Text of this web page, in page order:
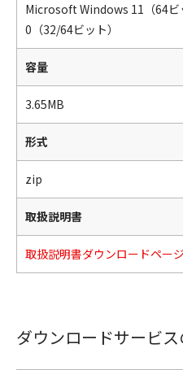
Microsoft Windows 11（64
0（32/64ビット）
容量
3.65MB
形式
zip
取扱説明書
取扱説明書ダウンロードペー
ダウンロードサービ